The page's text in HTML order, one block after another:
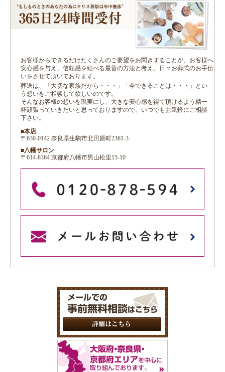
お客様からできるだけたくさんのご要望をお聞きすることが、お客様へ
安心感を与え、信頼感を結べる最善の方法と考え、日々お葬式のお手伝
いをさせて頂いております。
葬送は、「大切な家族だから・・・」「今できることは・・・」とい
う想いをご相談して欲しいのです。
そんなお客様の想いを現実にし、大きな安心感を得て頂けるよう精一
杯頑張っていきたいと思っておりますので、いつでもお気軽にご相談
下さい。
■本店
〒630-0142 奈良県生駒市北田原町2361-3
■八幡サロン
〒614-8364 京都府八幡市男山松里15-10